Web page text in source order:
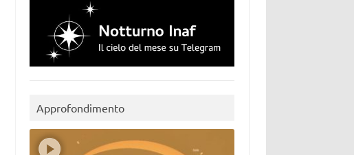
Approfondimento